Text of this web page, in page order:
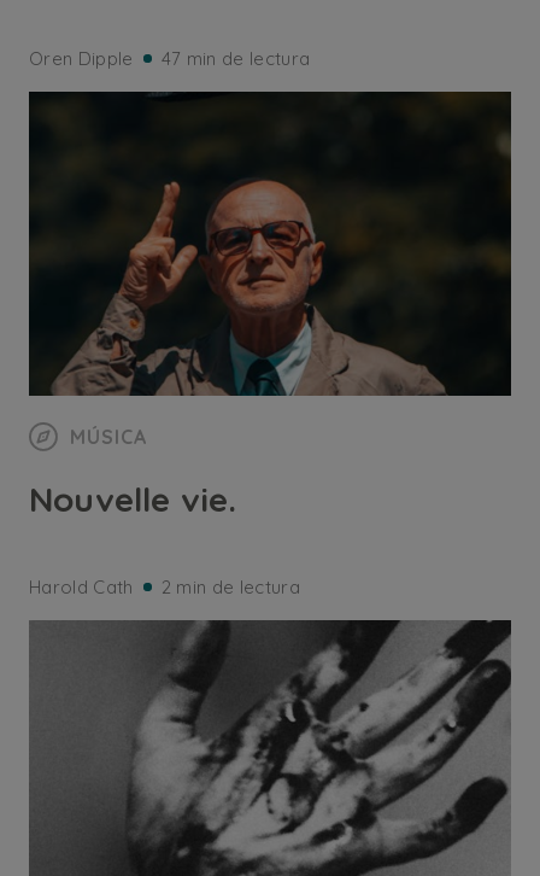
Oren Dipple 47 min de lectura
MÚSICA
Nouvelle vie.
Harold Cath 2 min de lectura